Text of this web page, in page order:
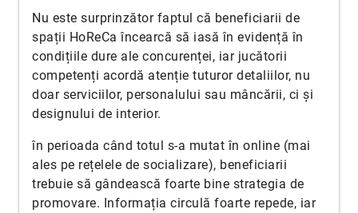
Nu este surprinzător faptul că beneficiarii de
spații HoReCa încearcă să iasă în evidență în
condițiile dure ale concurenței, iar jucătorii
competenți acordă atenție tuturor detaliilor, nu
doar serviciilor, personalului sau mâncării, ci și
designului de interior.
în perioada când totul s-a mutat în online (mai
ales pe rețelele de socializare), beneficiarii
trebuie să gândească foarte bine strategia de
promovare. Informația circulă foarte repede, iar